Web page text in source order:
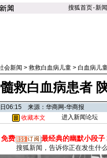
搜狐首页-新闻
会新闻 > 救救白血病儿童 > 白血病儿
救白血病患者
06:15 来源：华商网-华商报
收藏本文 进入新闻论坛
免费 最经典的幽默小段子
搜狐新闻，告诉你正在发生什